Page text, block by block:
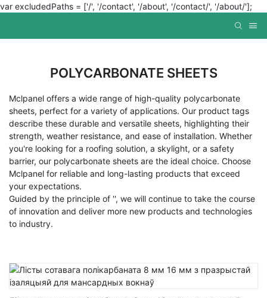
var excludedPaths = ['/', '/contact', '/about', '/contact/', '/about/'];
POLYCARBONATE SHEETS
Mclpanel offers a wide range of high-quality polycarbonate
sheets, perfect for a variety of applications. Our product tags
describe these durable and versatile sheets, highlighting their
strength, weather resistance, and ease of installation. Whether
you're looking for a roofing solution, a skylight, or a safety
barrier, our polycarbonate sheets are the ideal choice. Choose
Mclpanel for reliable and long-lasting products that exceed
your expectations.
Guided by the principle of '', we will continue to take the course
of innovation and deliver more new products and technologies
to industry.